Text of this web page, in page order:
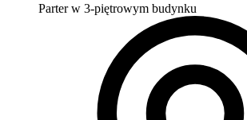
Parter w 3-piętrowym budynku